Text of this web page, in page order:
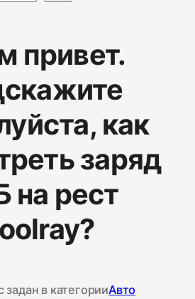
привет.
как
заряд
на рест
задан в категорииАвто